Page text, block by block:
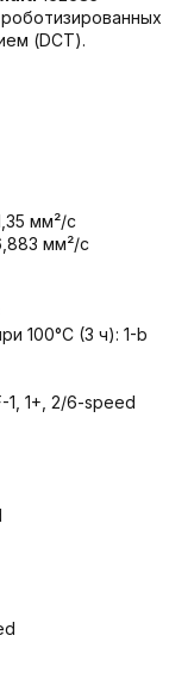
(DCT).
мм²/с
мм²/с
100°С (3 ч): 1-b
1+, 2/6-speed